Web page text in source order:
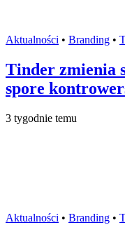
Aktualności • Branding •
Tinder zmienia
spore
3 tygodnie temu
Aktualności • Branding •